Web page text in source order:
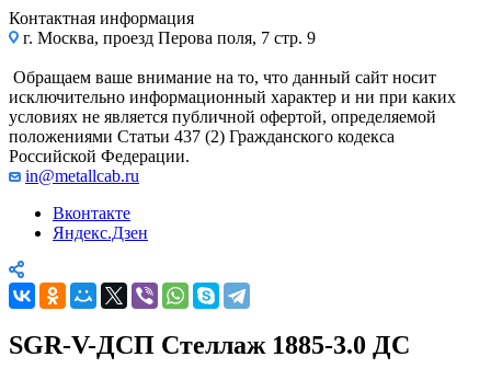
Контактная информация
г. Москва, проезд Перова поля, 7 стр. 9
Обращаем ваше внимание на то, что данный сайт носит
исключительно информационный характер и ни при каких
условиях не является публичной офертой, определяемой
положениями Статьи 437 (2) Гражданского кодекса
Российской Федерации.
in@metallcab.ru
Вконтакте
Яндекс.Дзен
SGR-V-ДСП Стеллаж 1885-3.0 ДС